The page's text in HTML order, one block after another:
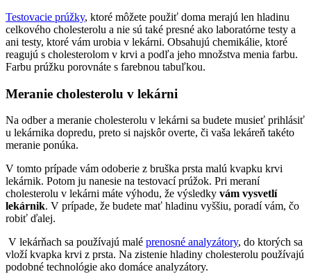
Testovacie prúžky, ktoré môžete použiť doma merajú len hladinu
celkového cholesterolu a nie sú také presné ako laboratórne testy a
ani testy, ktoré vám urobia v lekárni. Obsahujú chemikálie, ktoré
reagujú s cholesterolom v krvi a podľa jeho množstva menia farbu.
Farbu prúžku porovnáte s farebnou tabuľkou.
Meranie cholesterolu v lekárni
Na odber a meranie cholesterolu v lekárni sa budete musieť prihlásiť
u lekárnika dopredu, preto si najskôr overte, či vaša lekáreň takéto
meranie ponúka.
V tomto prípade vám odoberie z bruška prsta malú kvapku krvi
lekárnik. Potom ju nanesie na testovací prúžok. Pri meraní
cholesterolu v lekárni máte výhodu, že výsledky vám vysvetlí
lekárnik. V prípade, že budete mať hladinu vyššiu, poradí vám, čo
robiť ďalej.
V lekárňach sa používajú malé prenosné analyzátory, do ktorých sa
vloží kvapka krvi z prsta. Na zistenie hladiny cholesterolu používajú
podobné technológie ako domáce analyzátory.